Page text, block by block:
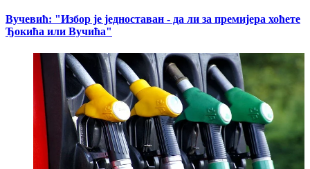
Вучевић: "Избор је једноставан - да ли за премијера хоћете
Ђокића или Вучића"